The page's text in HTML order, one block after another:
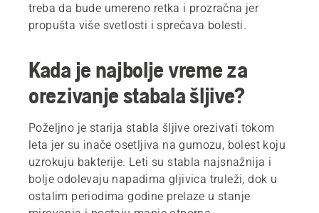
treba da bude umereno retka i prozračna jer
propušta više svetlosti i sprečava bolesti.
Kada je najbolje vreme za
orezivanje stabala šljive?
Poželjno je starija stabla šljive orezivati tokom
leta jer su inače osetljiva na gumozu, bolest koju
uzrokuju bakterije. Leti su stabla najsnažnija i
bolje odolevaju napadima gljivica truleži, dok u
ostalim periodima godine prelaze u stanje